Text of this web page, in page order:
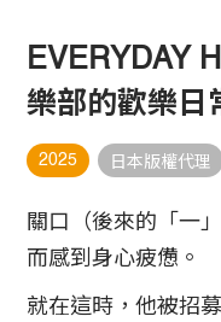
EVERYDAY
樂部的歡樂日
2025 日本版權代理
關口（後來的「一
而感到身心疲憊。
就在這時，他被招